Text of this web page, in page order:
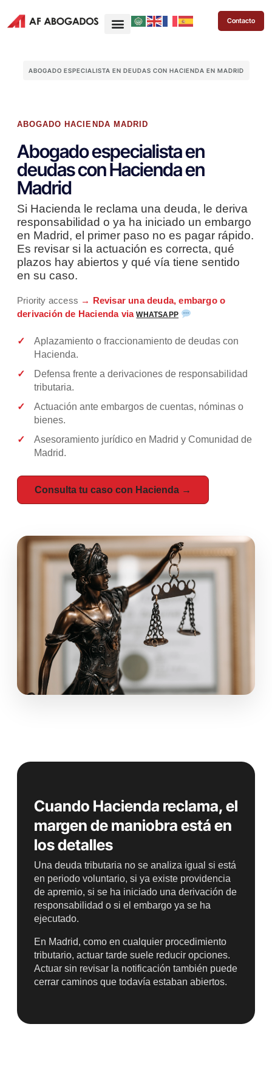
Contacto
ABOGADO ESPECIALISTA EN DEUDAS CON HACIENDA EN MADRID
ABOGADO HACIENDA MADRID
Abogado especialista en
deudas con Hacienda en
Madrid
Si Hacienda le reclama una deuda, le deriva
responsabilidad o ya ha iniciado un embargo
en Madrid, el primer paso no es pagar rápido.
Es revisar si la actuación es correcta, qué
plazos hay abiertos y qué vía tiene sentido
en su caso.
Priority access → Revisar una deuda, embargo o
derivación de Hacienda viaWHATSAPP
Aplazamiento o fraccionamiento de deudas con
Hacienda.
Defensa frente a derivaciones de responsabilidad
tributaria.
Actuación ante embargos de cuentas, nóminas o
bienes.
Asesoramiento jurídico en Madrid y Comunidad de
Madrid.
Consulta tu caso con Hacienda →
Cuando Hacienda reclama, el
margen de maniobra está en
los detalles
Una deuda tributaria no se analiza igual si está
en periodo voluntario, si ya existe providencia
de apremio, si se ha iniciado una derivación de
responsabilidad o si el embargo ya se ha
ejecutado.
En Madrid, como en cualquier procedimiento
tributario, actuar tarde suele reducir opciones.
Actuar sin revisar la notificación también puede
cerrar caminos que todavía estaban abiertos.